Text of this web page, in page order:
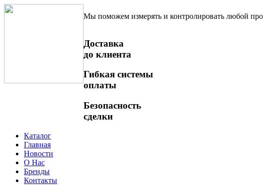
Мы поможем измерять и контролировать любой
Доставка
до клиента
Гибкая системы
оплаты
Безопасность
сделки
Каталог
Главная
Новости
О Нас
Бренды
Контакты